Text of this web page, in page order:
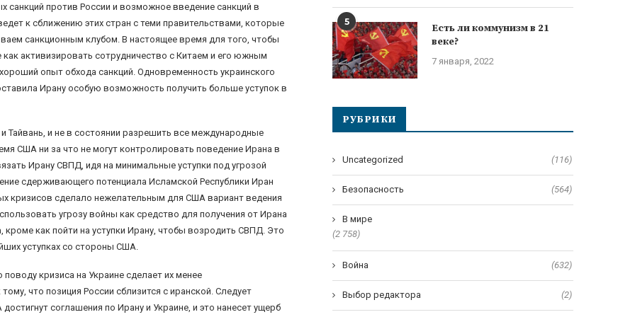
против России и возможное введение санкций в
к сближению этих стран с теми правительствами, которые
санкционным клубом. В настоящее время для того, чтобы
активизировать сотрудничество с Китаем и его южным
опыт обхода санкций. Одновременность украинского
Ирану особую возможность получить больше уступок в
Тайвань, и не в состоянии разрешить все международные
США ни за что не могут контролировать поведение Ирана в
Ирану СВПД, идя на минимальные уступки под угрозой
сдерживающего потенциала Исламской Республики Иран
кризисов сделало нежелательным для США вариант ведения
угрозу войны как средство для получения от Ирана
кроме как пойти на уступки Ирану, чтобы возродить СВПД. Это
уступках со стороны США.
кризиса на Украине сделает их менее
что позиция России сблизится с иранской. Следует
соглашения по Ирану и Украине, и это нанесет ущерб
5
Есть ли коммунизм в 21
веке?
7 января, 2022
РУБРИКИ
Uncategorized (116)
Безопасность (564)
В мире
(2 758)
Война (632)
Выбор редактора (2)